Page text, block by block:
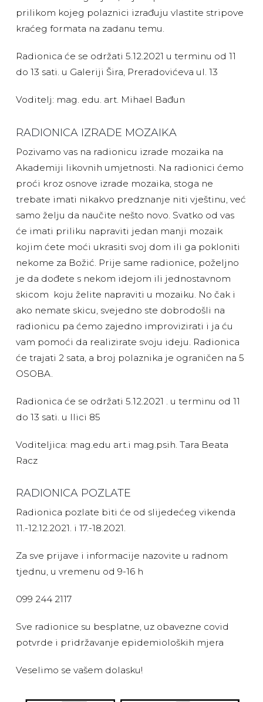
prilikom kojeg polaznici izrađuju vlastite stripove
kraćeg formata na zadanu temu.
Radionica će se održati 5.12.2021 u terminu od 11
do 13 sati. u Galeriji Šira, Preradovićeva ul. 13
Voditelj: mag. edu. art. Mihael Bađun
RADIONICA IZRADE MOZAIKA
Pozivamo vas na radionicu izrade mozaika na
Akademiji likovnih umjetnosti. Na radionici ćemo
proći kroz osnove izrade mozaika, stoga ne
trebate imati nikakvo predznanje niti vještinu, već
samo želju da naučite nešto novo. Svatko od vas
će imati priliku napraviti jedan manji mozaik
kojim ćete moći ukrasiti svoj dom ili ga pokloniti
nekome za Božić. Prije same radionice, poželjno
je da dođete s nekom idejom ili jednostavnom
skicom koju želite napraviti u mozaiku. No čak i
ako nemate skicu, svejedno ste dobrodošli na
radionicu pa ćemo zajedno improvizirati i ja ću
vam pomoći da realizirate svoju ideju. Radionica
će trajati 2 sata, a broj polaznika je ograničen na 5
OSOBA.
Radionica će se održati 5.12.2021 . u terminu od 11
do 13 sati. u Ilici 85
Voditeljica: mag.edu art.i mag.psih. Tara Beata
Racz
RADIONICA POZLATE
Radionica pozlate biti će od slijedećeg vikenda
11.-12.12.2021. i 17.-18.2021.
Za sve prijave i informacije nazovite u radnom
tjednu, u vremenu od 9-16 h
099 244 2117
Sve radionice su besplatne, uz obavezne covid
potvrde i pridržavanje epidemioloških mjera
Veselimo se vašem dolasku!